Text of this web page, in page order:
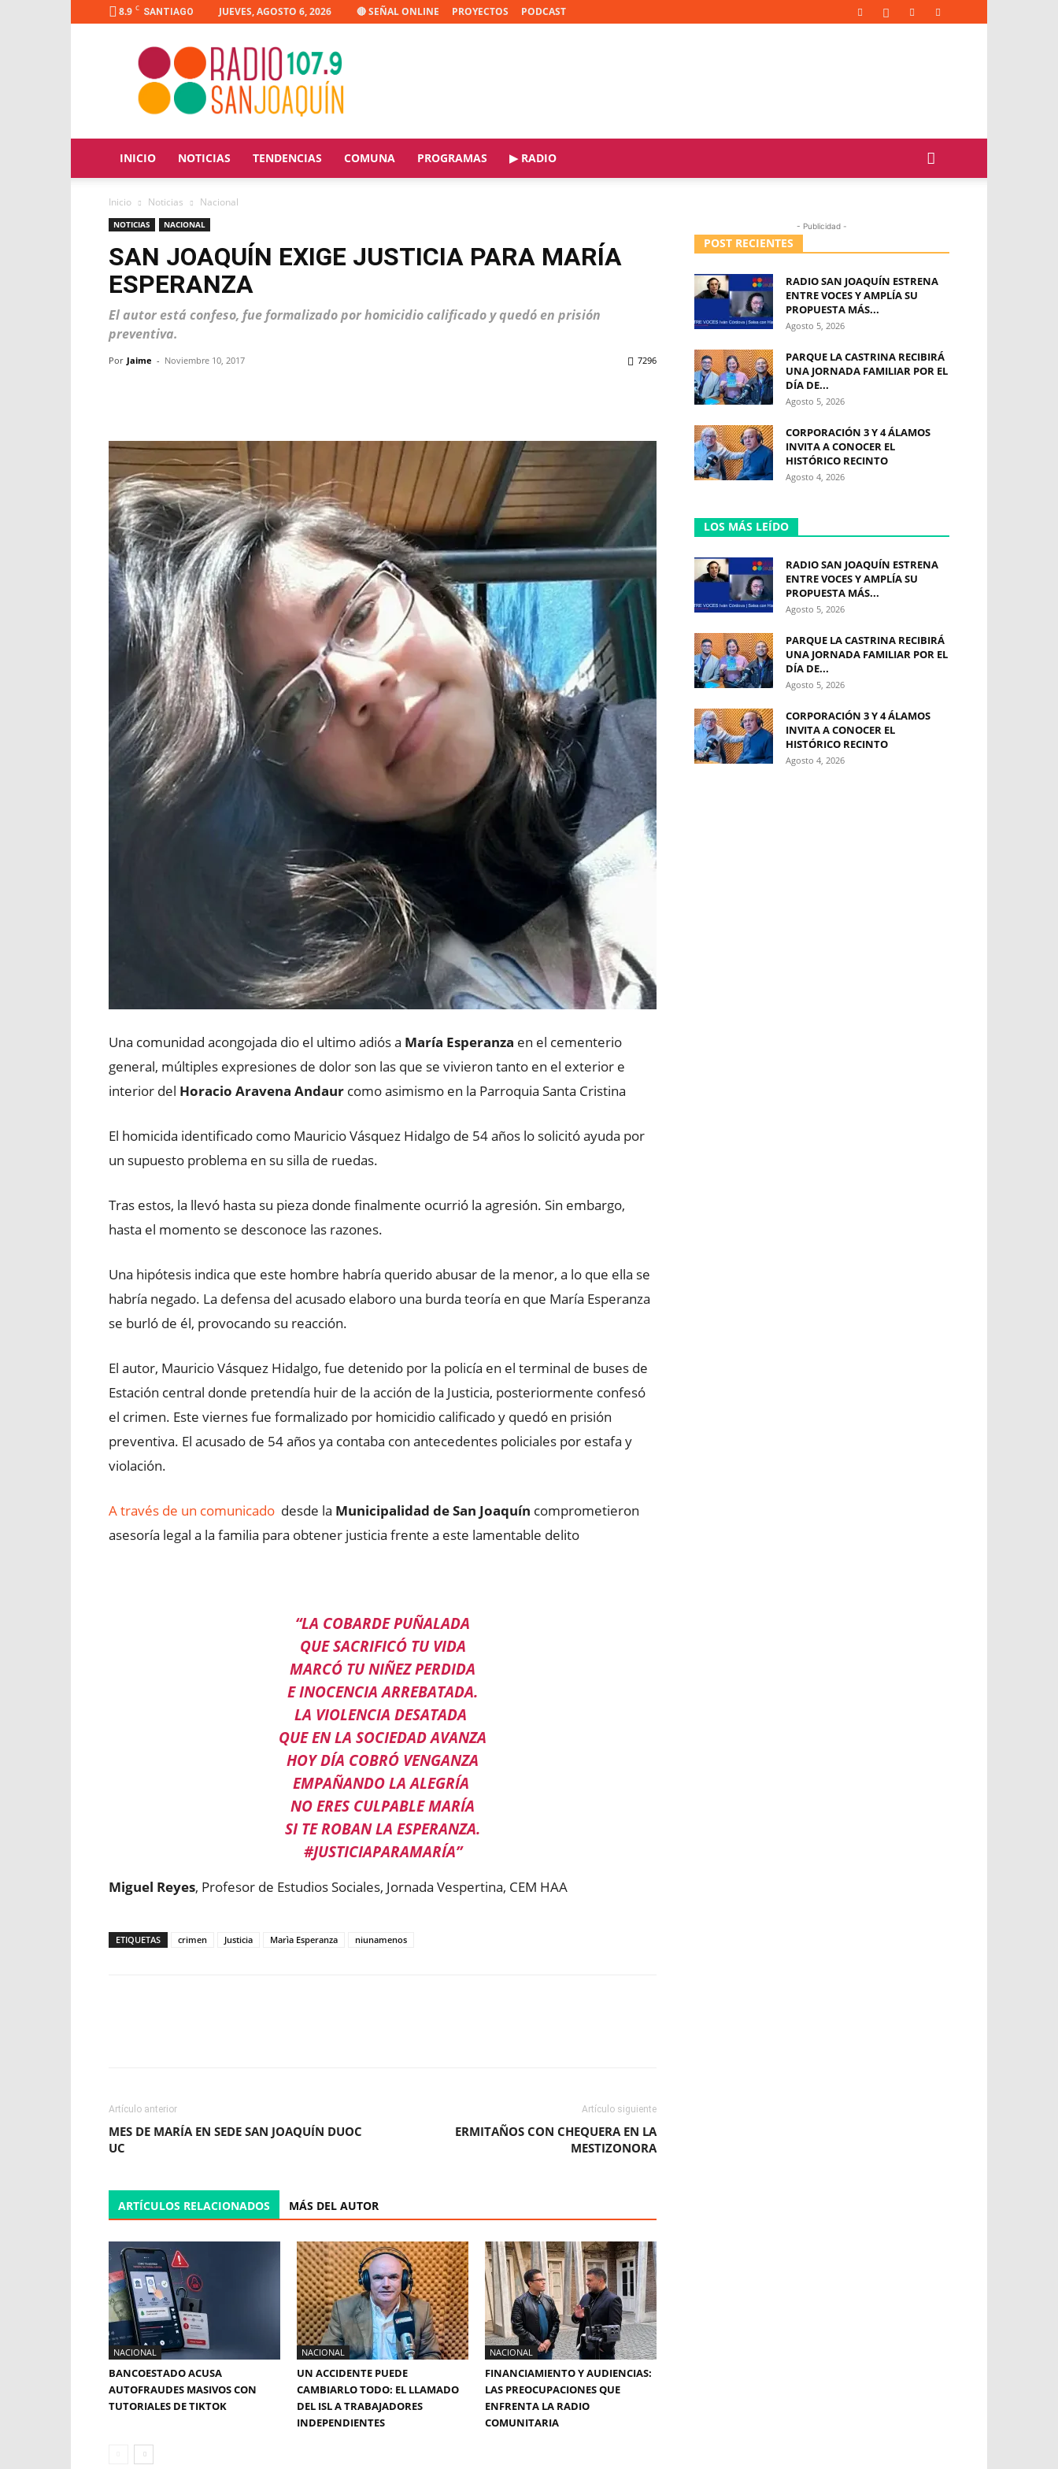
8.9 C SANTIAGO JUEVES, AGOSTO 6, 2026 🔴 SEÑAL ONLINE PROYECTOS PODCAST
Radio
Joaquín
INICIO NOTICIAS TENDENCIAS COMUNA PROGRAMAS ▶ RADIO
Inicio Noticias Nacional
NOTICIAS NACIONAL
SAN JOAQUÍN EXIGE JUSTICIA PARA MARÍA
ESPERANZA
El autor está confeso, fue formalizado por homicidio calificado y quedó en prisión
preventiva.
Por Jaime - Noviembre 10, 2017 7296
Una comunidad acongojada dio el ultimo adiós a María Esperanza en el cementerio
general, múltiples expresiones de dolor son las que se vivieron tanto en el exterior e
interior del Horacio Aravena Andaur como asimismo en la Parroquia Santa Cristina
El homicida identificado como Mauricio Vásquez Hidalgo de 54 años lo solicitó ayuda por
un supuesto problema en su silla de ruedas.
Tras estos, la llevó hasta su pieza donde finalmente ocurrió la agresión. Sin embargo,
hasta el momento se desconoce las razones.
Una hipótesis indica que este hombre habría querido abusar de la menor, a lo que ella se
habría negado. La defensa del acusado elaboro una burda teoría en que María Esperanza
se burló de él, provocando su reacción.
El autor, Mauricio Vásquez Hidalgo, fue detenido por la policía en el terminal de buses de
Estación central donde pretendía huir de la acción de la Justicia, posteriormente confesó
el crimen. Este viernes fue formalizado por homicidio calificado y quedó en prisión
preventiva. El acusado de 54 años ya contaba con antecedentes policiales por estafa y
violación.
A través de un comunicado desde la Municipalidad de San Joaquín comprometieron
asesoría legal a la familia para obtener justicia frente a este lamentable delito
“LA COBARDE PUÑALADA
QUE SACRIFICÓ TU VIDA
MARCÓ TU NIÑEZ PERDIDA
E INOCENCIA ARREBATADA.
LA VIOLENCIA DESATADA
QUE EN LA SOCIEDAD AVANZA
HOY DÍA COBRÓ VENGANZA
EMPAÑANDO LA ALEGRÍA
NO ERES CULPABLE MARÍA
SI TE ROBAN LA ESPERANZA.
#JUSTICIAPARAMARÍA”
Miguel Reyes, Profesor de Estudios Sociales, Jornada Vespertina, CEM HAA
ETIQUETAS crimen Justicia Marìa Esperanza niunamenos
Artículo anterior
MES DE MARÍA EN SEDE SAN JOAQUÍN DUOC
UC
Artículo siguiente
ERMITAÑOS CON CHEQUERA EN LA
MESTIZONORA
ARTÍCULOS RELACIONADOS MÁS DEL AUTOR
NACIONAL
BANCOESTADO ACUSA
AUTOFRAUDES MASIVOS CON
TUTORIALES DE TIKTOK
NACIONAL
UN ACCIDENTE PUEDE
CAMBIARLO TODO: EL LLAMADO
DEL ISL A TRABAJADORES
INDEPENDIENTES
NACIONAL
FINANCIAMIENTO Y AUDIENCIAS:
LAS PREOCUPACIONES QUE
ENFRENTA LA RADIO
COMUNITARIA
- Publicidad -
POST RECIENTES
RADIO SAN JOAQUÍN ESTRENA
ENTRE VOCES Y AMPLÍA SU
PROPUESTA MÁS...
Agosto 5, 2026
PARQUE LA CASTRINA RECIBIRÁ
UNA JORNADA FAMILIAR POR EL
DÍA DE...
Agosto 5, 2026
CORPORACIÓN 3 Y 4 ÁLAMOS
INVITA A CONOCER EL
HISTÓRICO RECINTO
Agosto 4, 2026
LOS MÁS LEÍDO
RADIO SAN JOAQUÍN ESTRENA
ENTRE VOCES Y AMPLÍA SU
PROPUESTA MÁS...
Agosto 5, 2026
PARQUE LA CASTRINA RECIBIRÁ
UNA JORNADA FAMILIAR POR EL
DÍA DE...
Agosto 5, 2026
CORPORACIÓN 3 Y 4 ÁLAMOS
INVITA A CONOCER EL
HISTÓRICO RECINTO
Agosto 4, 2026